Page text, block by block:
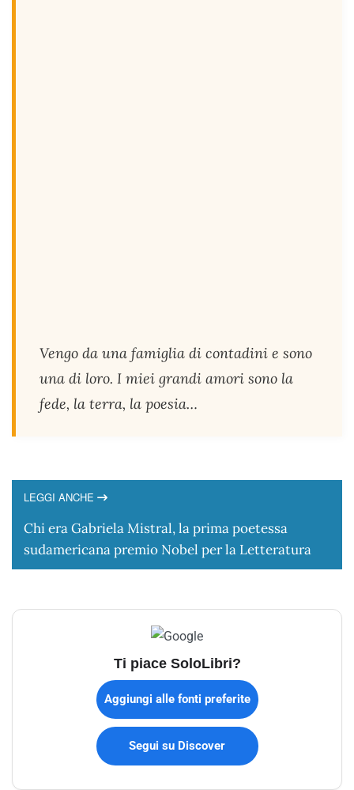
Vengo da una famiglia di contadini e sono
una di loro. I miei grandi amori sono la
fede, la terra, la poesia…
LEGGI ANCHE
Chi era Gabriela Mistral, la prima poetessa
sudamericana premio Nobel per la Letteratura
Ti piace SoloLibri?
Aggiungi alle fonti preferite
Segui su Discover